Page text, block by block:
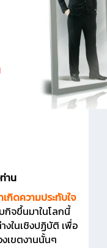
าน
กิดความประทับใจ
กิจขึ้นมาในโลกนี้
ในเชิงปฏิบัติ เพื่อ
เขตงานนั้นๆ